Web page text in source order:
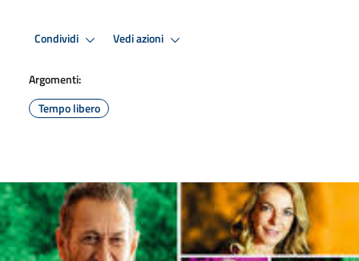
Condividi Vedi azioni
Argomenti:
Tempo libero